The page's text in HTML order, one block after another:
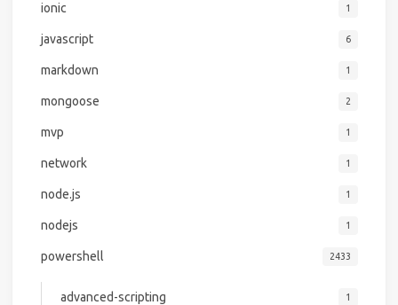
ionic 1
javascript 6
markdown 1
mongoose 2
mvp 1
network 1
node.js 1
nodejs 1
powershell 2433
advanced-scripting 1